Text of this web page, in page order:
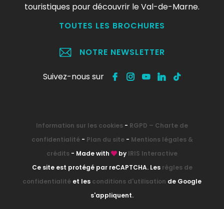
touristiques pour découvrir le Val-de-Marne.
TOUTES LES BROCHURES
NOTRE NEWSLETTER
Suivez-nous sur
Information sur les cookies - RGPD – Charte de
confidentialité- Plan du site- Mentions légales &
crédits - Made with by IRIS Interactive
Ce site est protégé par reCAPTCHA. Les règles de
confidentialité et les conditions d'utilisation de Google
s'appliquent.